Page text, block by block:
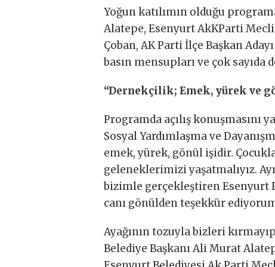
Yoğun katılımın olduğu
Alatepe, Esenyurt AkKParti
Çoban, AK Parti İlçe Başkan
basın mensupları ve çok sayıda
“Dernekçilik; Emek, yürek ve
Programda açılış konuşmasını
Sosyal Yardımlaşma ve
emek, yürek, gönül işidir.
geleneklerimizi yaşatmalıyız.
bizimle gerçekleştiren Esenyurt
canı gönülden teşekkür
Ayağının tozuyla bizleri
Belediye Başkanı Ali Murat